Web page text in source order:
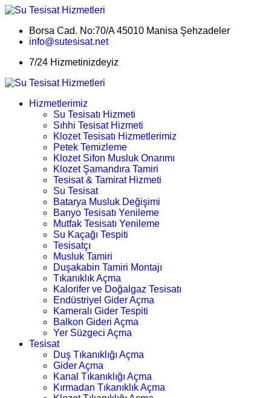
Borsa Cad. No:70/A 45010 Manisa Şehzadeler
info@sutesisat.net
7/24 Hizmetinizdeyiz
Hizmetlerimiz
Su Tesisatı Hizmeti
Sıhhi Tesisat Hizmeti
Klozet Tesisatı Hizmetlerimiz
Petek Temizleme
Klozet Sifon Musluk Onarımı
Klozet Şamandıra Tamiri
Tesisat & Tamirat Hizmeti
Su Tesisat
Batarya Musluk Değişimi
Banyo Tesisatı Yenileme
Mutfak Tesisatı Yenileme
Su Kaçağı Tespiti
Tesisatçı
Musluk Tamiri
Duşakabin Tamiri Montajı
Tıkanıklık Açma
Kalorifer ve Doğalgaz Tesisatı
Endüstriyel Gider Açma
Kameralı Gider Tespiti
Balkon Gideri Açma
Yer Süzgeci Açma
Tesisat
Duş Tıkanıklığı Açma
Gider Açma
Kanal Tıkanıklığı Açma
Kırmadan Tıkanıklık Açma